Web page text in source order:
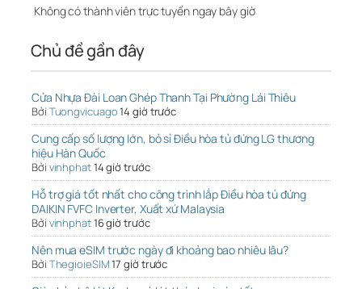
Không có thành viên trực tuyến ngay bây giờ
Chủ đề gần đây
Cửa Nhựa Đài Loan Ghép Thanh Tại Phường Lái Thiêu
Bởi Tuongvicuago14 giờ trước
Cung cấp số lượng lớn, bỏ sỉ Điều hòa tủ đứng LG thương
hiệu Hàn Quốc
Bởi vinhphat14 giờ trước
Hỗ trợ giá tốt nhất cho công trình lắp Điều hòa tủ đứng
DAIKIN FVFC Inverter, Xuất xứ Malaysia
Bởi vinhphat16 giờ trước
Nên mua eSIM trước ngày đi khoảng bao nhiêu lâu?
Bởi ThegioieSIM17 giờ trước